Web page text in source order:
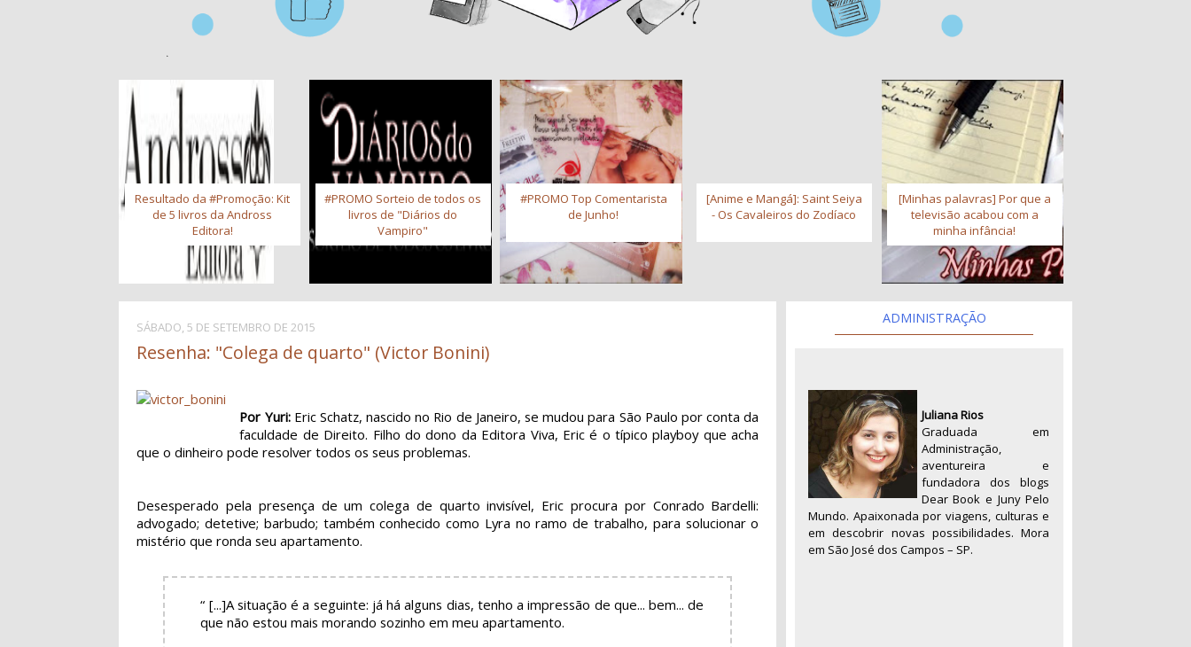
Resultado da #Promoção: Kit
de 5 livros da Andross
Editora!
#PROMO Sorteio de todos os
livros de "Diários do
Vampiro"
#PROMO Top Comentarista
de Junho!
[Anime e Mangá]: Saint Seiya
- Os Cavaleiros do Zodíaco
[Minhas palavras] Por que a
televisão acabou com a
minha infância!
SÁBADO, 5 DE SETEMBRO DE 2015
Resenha: "Colega de quarto" (Victor Bonini)
Por Yuri: Eric Schatz, nascido no Rio de Janeiro, se mudou para São Paulo por conta da
faculdade de Direito. Filho do dono da Editora Viva, Eric é o típico playboy que acha
que o dinheiro pode resolver todos os seus problemas.
Desesperado pela presença de um colega de quarto invisível, Eric procura por Conrado Bardelli:
advogado; detetive; barbudo; também conhecido como Lyra no ramo de trabalho, para solucionar o
mistério que ronda seu apartamento.
“ [...]A situação é a seguinte: já há alguns dias, tenho a impressão de que... bem... de
que não estou mais morando sozinho em meu apartamento.
ADMINISTRAÇÃO
Juliana Rios
Graduada em
Administração,
aventureira e
fundadora dos blogs
Dear Book e Juny Pelo
Mundo. Apaixonada por viagens, culturas e
em descobrir novas possibilidades. Mora
em São José dos Campos – SP.